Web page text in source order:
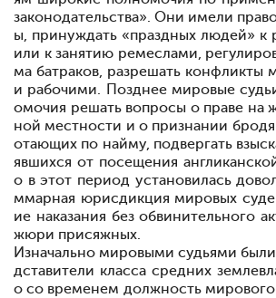
законодательства». Они имели
ы, принуждать «праздных людей» к
или к занятию ремеслами,
ма батраков, разрешать конфликты
и рабочими. Позднее мировые
омочия решать вопросы о праве на
ной местности и о признании
отающих по найму, подвергать
явшихся от посещения
о в этот период установилась
ммарная юрисдикция мировых
ие наказания без обвинительного
жюри присяжных.
Изначально мировыми судьями
дставители класса средних
о со временем должность мирового